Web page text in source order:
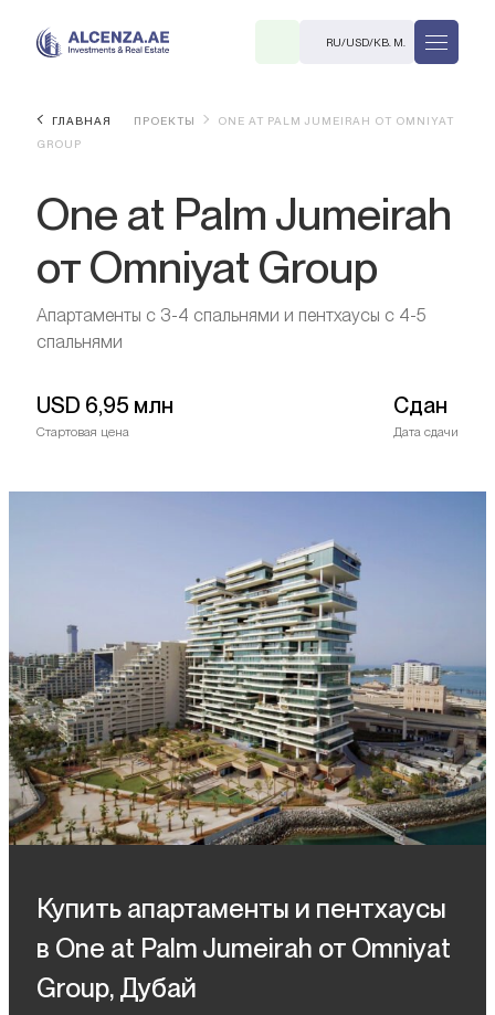
RU/USD/КВ. М.
ГЛАВНАЯ ПРОЕКТЫ
ONE AT PALM JUMEIRAH ОТ OMNIYAT
GROUP
One at Palm Jumeirah
от Omniyat Group
Апартаменты с 3-4 спальнями и пентхаусы с 4-5
спальнями
USD 6,95 млн
Стартовая цена
Сдан
Дата сдачи
Купить апартаменты и пентхаусы
в One at Palm Jumeirah от Omniyat
Group, Дубай